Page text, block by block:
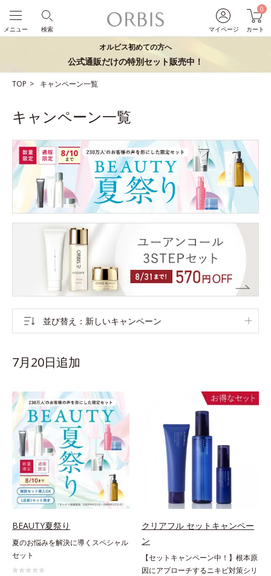
マイページ
0
カート
検索
メニュー
オルビス初めての方へ
公式通販だけの特別セット販売中！
TOP キャンペーン一覧
キャンペーン一覧
並び替え 新しいキャンペーン
7月20日追加
BEAUTY夏祭り
夏のお悩みを解決に導くスペシャル
セット
クリアフル セットキャンペー
ン
【セットキャンペーン中！】根本原
因にアプローチするニキビ対策シリ